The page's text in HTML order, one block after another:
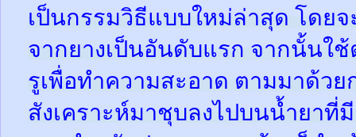
เป็นกรรมวิธีแบบใหม่ล่าสุด โดย
จากยางเป็นอันดับแรก จากนั้นใ
รูเพื่อทำความสะอาด ตามมาด้วย
สังเคราะห์มาชุบลงไปบนน้ำยาที่